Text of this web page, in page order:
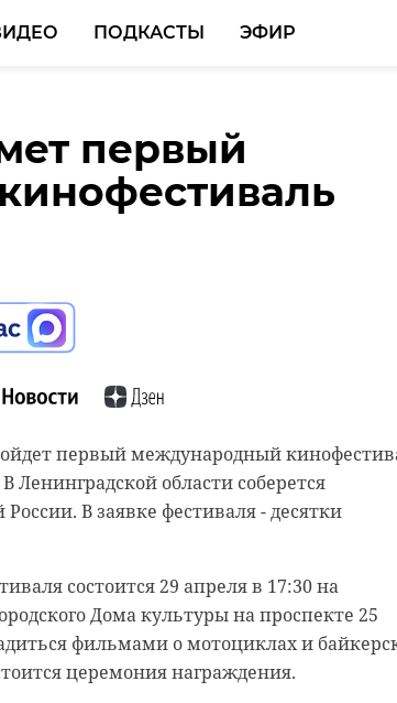
ПОДКАСТЫ ЭФИР
первый
первый международный
Ленинградской области соберется
В заявке фестиваля - десятки
состоится 29 апреля в 17:30 на
Дома культуры на проспекте 25
фильмами о мотоциклах и
церемония награждения.
боксу
принять масштабное спортивное
Первенство России по тайскому
спортсменов будут бороться за медали.
двух возрастных категорий - юноши и
10-11 лет.
подтвердили сборные 49 регионов
Ленинградской области. 47
человек. В их числе - сильнейшие